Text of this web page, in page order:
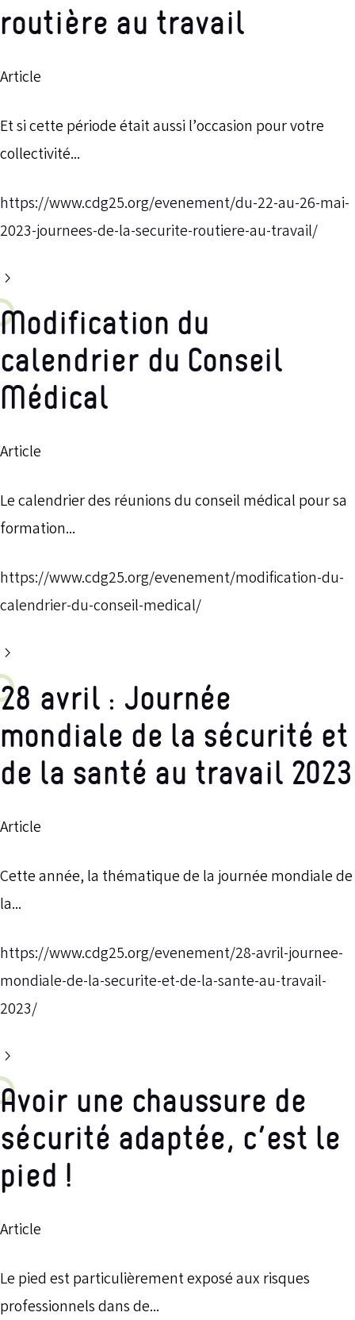
routière au travail
Article
Et si cette période était aussi l’occasion pour votre
collectivité...
https://www.cdg25.org/evenement/du-22-au-26-mai-
2023-journees-de-la-securite-routiere-au-travail/
Modification du
calendrier du Conseil
Médical
Article
Le calendrier des réunions du conseil médical pour sa
formation...
https://www.cdg25.org/evenement/modification-du-
calendrier-du-conseil-medical/
28 avril : Journée
mondiale de la sécurité et
de la santé au travail 2023
Article
Cette année, la thématique de la journée mondiale de
la...
https://www.cdg25.org/evenement/28-avril-journee-
mondiale-de-la-securite-et-de-la-sante-au-travail-
2023/
Avoir une chaussure de
sécurité adaptée, c’est le
pied !
Article
Le pied est particulièrement exposé aux risques
professionnels dans de...